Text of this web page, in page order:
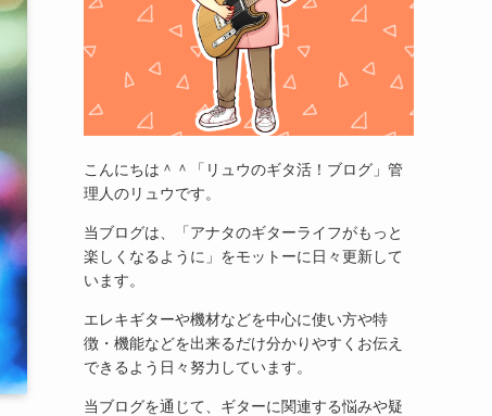
こんにちは＾＾「リュウのギタ活！ブログ」管
理人のリュウです。
当ブログは、「アナタのギターライフがもっと
楽しくなるように」をモットーに日々更新して
います。
エレキギターや機材などを中心に使い方や特
徴・機能などを出来るだけ分かりやすくお伝え
できるよう日々努力しています。
当ブログを通じて、ギターに関連する悩みや疑